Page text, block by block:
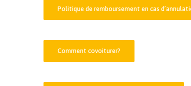
Politique de remboursement en cas
Comment covoiturer?